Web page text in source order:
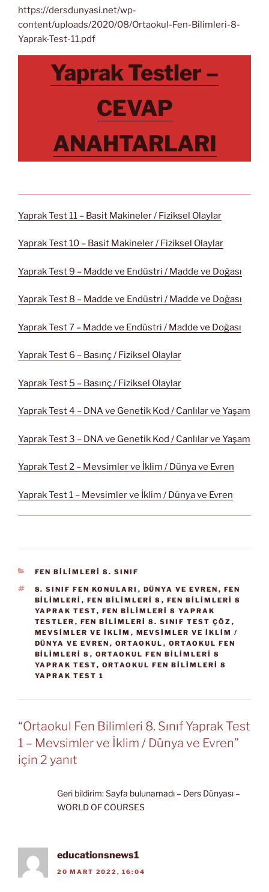
https://dersdunyasi.net/wp-
content/uploads/2020/08/Ortaokul-Fen-Bilimleri-8-
Yaprak-Test-11.pdf
Yaprak Testler –
CEVAP
ANAHTARLARI
Yaprak Test 11 – Basit Makineler / Fiziksel Olaylar
Yaprak Test 10 – Basit Makineler / Fiziksel Olaylar
Yaprak Test 9 – Madde ve Endüstri / Madde ve Doğası
Yaprak Test 8 – Madde ve Endüstri / Madde ve Doğası
Yaprak Test 7 – Madde ve Endüstri / Madde ve Doğası
Yaprak Test 6 – Basınç / Fiziksel Olaylar
Yaprak Test 5 – Basınç / Fiziksel Olaylar
Yaprak Test 4 – DNA ve Genetik Kod / Canlılar ve Yaşam
Yaprak Test 3 – DNA ve Genetik Kod / Canlılar ve Yaşam
Yaprak Test 2 – Mevsimler ve İklim / Dünya ve Evren
Yaprak Test 1 – Mevsimler ve İklim / Dünya ve Evren
KATEGORILER
FEN BİLİMLERİ 8. SINIF
ETIKETLER
8. SINIF FEN KONULARI , DÜNYA VE EVREN , FEN
BILIMLERI , FEN BILIMLERI 8 , FEN BILIMLERI 8
YAPRAK TEST, FEN BILIMLERI 8 YAPRAK
TESTLER , FEN BILIMLERI 8. SINIF TEST ÇÖZ ,
MEVSIMLER VE İKLIM , MEVSIMLER VE İKLIM /
DÜNYA VE EVREN , ORTAOKUL , ORTAOKUL FEN
BILIMLERI 8 , ORTAOKUL FEN BILIMLERI 8
YAPRAK TEST, ORTAOKUL FEN BILIMLERI 8
YAPRAK TEST 1
“Ortaokul Fen Bilimleri 8. Sınıf Yaprak Test
1 – Mevsimler ve İklim / Dünya ve Evren”
için 2 yanıt
Geri bildirim:Sayfa bulunamadı – Ders Dünyası –
WORLD OF COURSES
educationsnews1
20 MART 2022, 16:04